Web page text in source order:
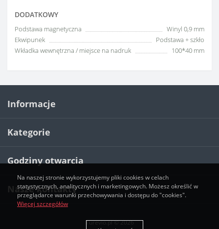
DODATKOWY
Podstawa magnetyczna
Winyl 0,9 mm
Ekwipunek
Podstawa + szkło
Wkładka wewnętrzna / miejsce na nadruk
100*40 mm
Informacje
Kategorie
Godziny otwarcia
Nasze kontakty
Turevio.pl © 2026
Na naszej stronie wykorzystujemy pliki cookies w celach
statystycznych, analitycznych i marketingowych. Możesz określić w
przeglądarce warunki przechowywania i dostępu do "cookies".
Więcej szczegółów